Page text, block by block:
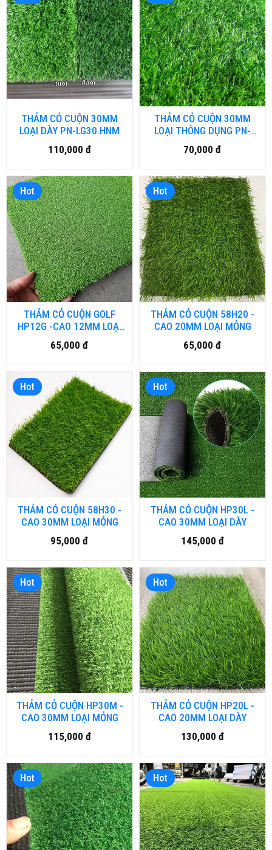
THẢM CỎ CUỘN 30MM
LOẠI DÀY PN-LG30.HNM
110,000 đ
THẢM CỎ CUỘN 30MM
LOẠI THÔNG DỤNG PN-
L30.HNM
70,000 đ
Hot
THẢM CỎ CUỘN GOLF
HP12G -CAO 12MM LOẠI
CAO CẤP
65,000 đ
Hot
THẢM CỎ CUỘN 58H20 -
CAO 20MM LOẠI MỎNG
65,000 đ
Hot
THẢM CỎ CUỘN 58H30 -
CAO 30MM LOẠI MỎNG
95,000 đ
Hot
THẢM CỎ CUỘN HP30L -
CAO 30MM LOẠI DÀY
145,000 đ
Hot
THẢM CỎ CUỘN HP30M -
CAO 30MM LOẠI MỎNG
115,000 đ
Hot
THẢM CỎ CUỘN HP20L -
CAO 20MM LOẠI DÀY
130,000 đ
Hot Hot